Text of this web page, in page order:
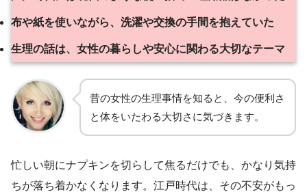
布や紙を使いながら、洗濯や交換の手間を抱えていた
生理の話は、女性の暮らしや安心に関わる大切なテーマ
昔の女性の生理事情を知ると、今の便利さ
と体をいたわる大切さに気づきます。
忙しい朝にナプキンを切らして焦るだけでも、かなり気持
ちが落ち着かなくなります。江戸時代は、その不安がもっ